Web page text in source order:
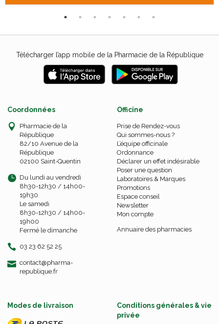
Télécharger l’app mobile de la Pharmacie de la République
Coordonnées
Pharmacie de la
République
82/10 Avenue de la
République
02100 Saint-Quentin
Du lundi au vendredi
8h30-12h30 / 14h00-
19h30
Le samedi
8h30-12h30 / 14h00-
19h00
Fermé le dimanche
03 23 62 52 25
contact-
@-
pharma-
republique.fr
Officine
Prise de Rendez-vous
Qui sommes-nous ?
L’équipe officinale
Ordonnance
Déclarer un effet indésirable
Poser une question
Laboratoires & Marques
Promotions
Espace conseil
Newsletter
Mon compte
Annuaire des pharmacies
Modes de livraison
Conditions générales & vie
privée